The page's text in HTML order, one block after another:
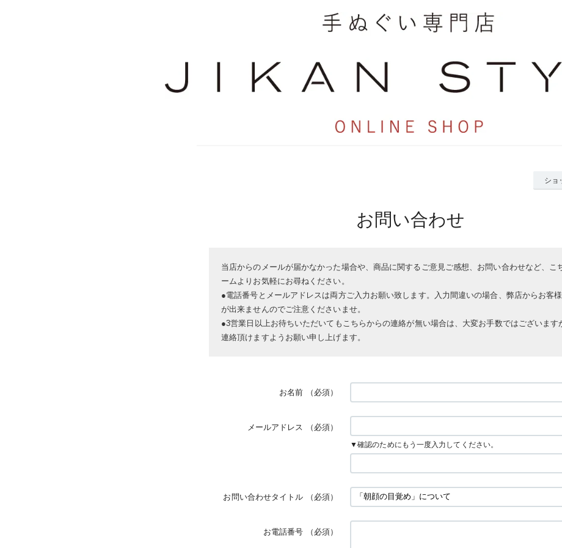
ショ
お問い合わせ
当店からのメールが届かなかった場合や、商品に関するご意見ご感想、お問い合わせなど、こ
ームよりお気軽にお尋ねください。
●電話番号とメールアドレスは両方ご入力お願い致します。入力間違いの場合、弊店からお客
が出来ませんのでご注意くださいませ。
●3営業日以上お待ちいただいてもこちらからの連絡が無い場合は、大変お手数ではございます
連絡頂けますようお願い申し上げます。
お名前 （必須）
メールアドレス （必須）
▼確認のためにもう一度入力してください。
お問い合わせタイトル （必須）
お電話番号 （必須）